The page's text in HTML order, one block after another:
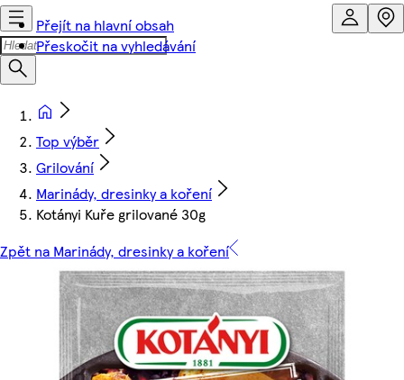
Přejít na hlavní obsah
Přeskočit na vyhledávání
Top výběr
Grilování
Marinády, dresinky a koření
Kotányi Kuře grilované 30g
Zpět na Marinády, dresinky a koření